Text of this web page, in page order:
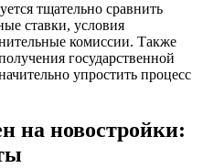
тщательно сравнить
ставки, условия
комиссии. Также
государственной
упростить процесс
на новостройки: